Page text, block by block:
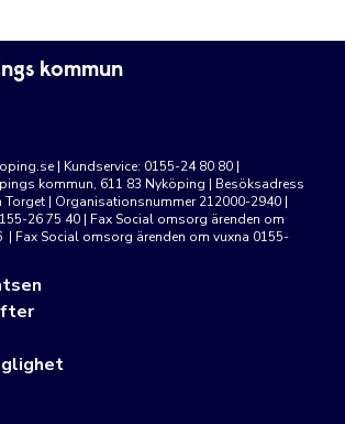
kommun
| Kundservice: 0155-24 80 80 |
kommun, 611 83 Nyköping | Besöksadress
Torget | Organisationsnummer 212000-2940 |
26 75 40 | Fax Social omsorg ärenden om
| Fax Social omsorg ärenden om vuxna 0155-